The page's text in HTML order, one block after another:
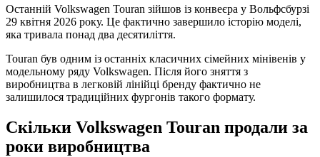
Останній Volkswagen Touran зійшов із конвеєра у Вольфсбурзі
29 квітня 2026 року. Це фактично завершило історію моделі,
яка тривала понад два десятиліття.
Touran був одним із останніх класичних сімейних мінівенів у
модельному ряду Volkswagen. Після його зняття з
виробництва в легковій лінійці бренду фактично не
залишилося традиційних фургонів такого формату.
Скільки Volkswagen Touran продали за
роки виробництва